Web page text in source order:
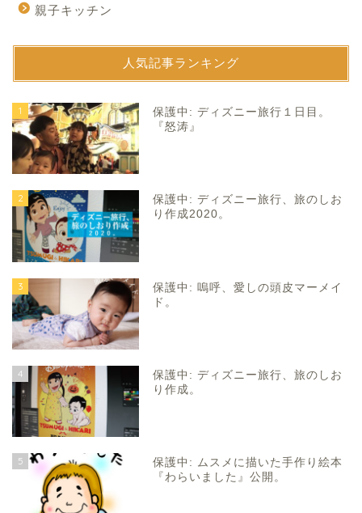
親子キッチン
人気記事ランキング
1
保護中: ディズニー旅行１日目。
『怒涛』
2
保護中: ディズニー旅行、旅のしお
り作成2020。
3
保護中: 嗚呼、愛しの頭皮マーメイ
ド。
4
保護中: ディズニー旅行、旅のしお
り作成。
5
保護中: ムスメに描いた手作り絵本
『わらいました』公開。